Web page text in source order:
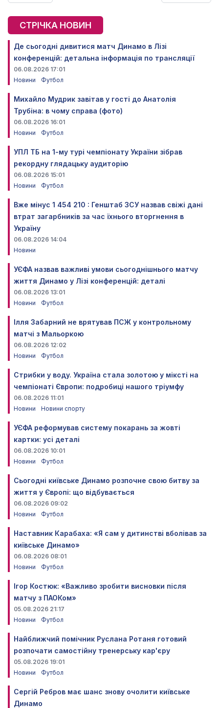
СТРІЧКА НОВИН
Де сьогодні дивитися матч Динамо в Лізі
конференцій: детальна інформація по трансляції
06.08.2026 17:01
Новини
Футбол
Михайло Мудрик завітав у гості до Анатолія
Трубіна: в чому справа (фото)
06.08.2026 16:01
Новини
Футбол
УПЛ ТБ на 1-му турі чемпіонату України зібрав
рекордну глядацьку аудиторію
06.08.2026 15:01
Новини
Футбол
Вже мінус 1 454 210 : Генштаб ЗСУ назвав свіжі дані
втрат загарбників за час їхнього вторгнення в
Україну
06.08.2026 14:04
Новини
УЄФА назвав важливі умови сьогоднішнього матчу
життя Динамо у Лізі конференцій: деталі
06.08.2026 13:01
Новини
Футбол
Ілля Забарний не врятував ПСЖ у контрольному
матчі з Мальоркою
06.08.2026 12:02
Новини
Футбол
Стрибки у воду. Україна стала золотою у міксті на
чемпіонаті Європи: подробиці нашого тріумфу
06.08.2026 11:01
Новини
Новини спорту
УЄФА реформував систему покарань за жовті
картки: усі деталі
06.08.2026 10:01
Новини
Футбол
Сьогодні київське Динамо розпочне свою битву за
життя у Європі: що відбувається
06.08.2026 09:02
Новини
Футбол
Наставник Карабаха: «Я сам у дитинстві вболівав за
київське Динамо»
06.08.2026 08:01
Новини
Футбол
Ігор Костюк: «Важливо зробити висновки після
матчу з ПАОКом»
05.08.2026 21:17
Новини
Футбол
Найближчий помічник Руслана Ротаня готовий
розпочати самостійну тренерську кар'єру
05.08.2026 19:01
Новини
Футбол
Сергій Ребров має шанс знову очолити київське
Динамо